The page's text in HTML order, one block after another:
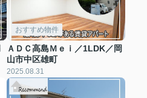
おすすめ物件
ＡＤＣ高島Ｍｅｉ／1LDK／岡
山市中区雄町
2025.08.31